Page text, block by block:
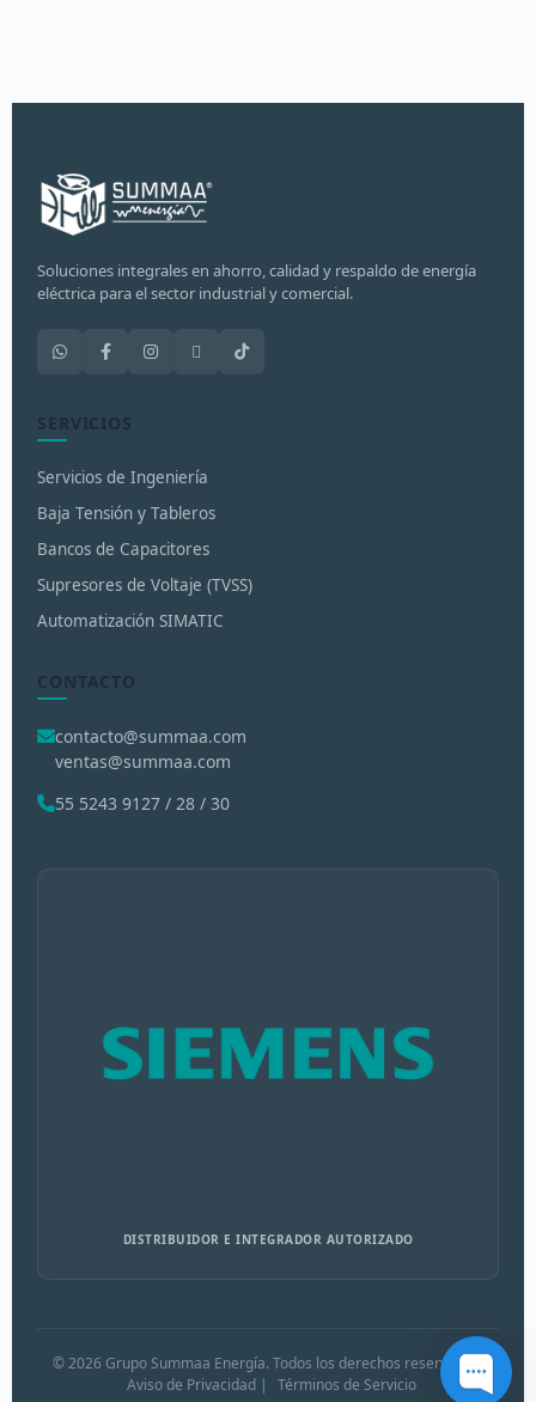
Soluciones integrales en ahorro, calidad y respaldo de energía
eléctrica para el sector industrial y comercial.
SERVICIOS
Servicios de Ingeniería
Baja Tensión y Tableros
Bancos de Capacitores
Supresores de Voltaje (TVSS)
Automatización SIMATIC
CONTACTO
contacto@summaa.com
ventas@summaa.com
55 5243 9127 / 28 / 30
DISTRIBUIDOR E INTEGRADOR AUTORIZADO
© 2026 Grupo Summaa Energía. Todos los derechos reservados.
Aviso de Privacidad| Términos de Servicio